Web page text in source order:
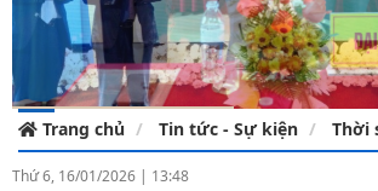
Trang chủ Tin tức - Sự kiện Thời
Thứ 6, 16/01/2026 | 13:48